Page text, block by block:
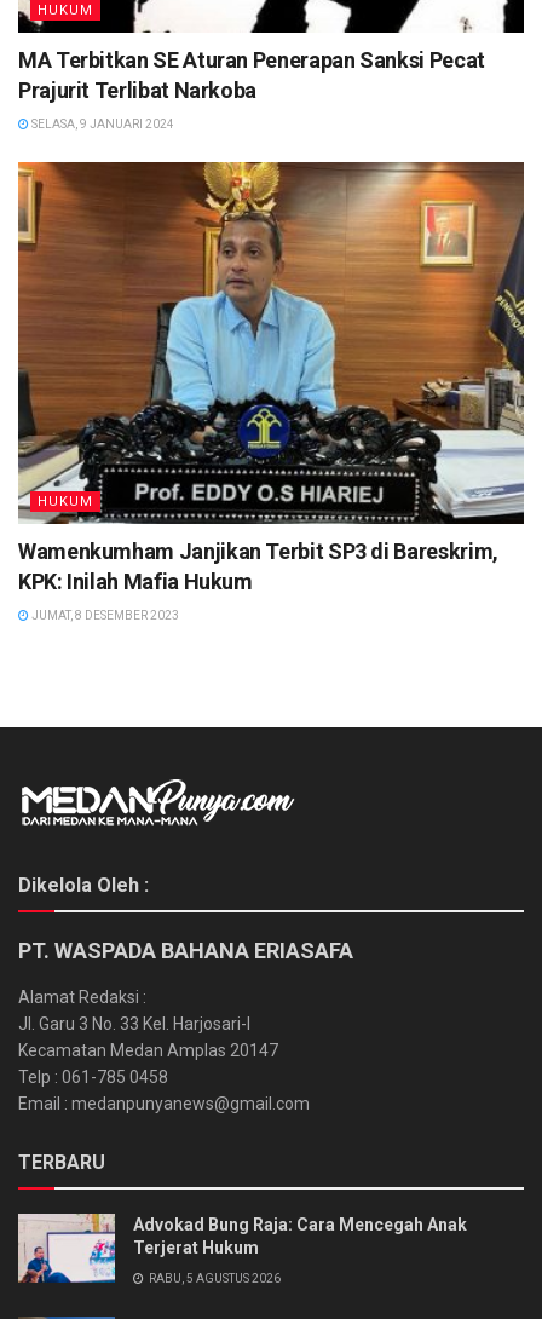
HUKUM
MA Terbitkan SE Aturan Penerapan Sanksi Pecat
Prajurit Terlibat Narkoba
SELASA, 9 JANUARI 2024
HUKUM
Wamenkumham Janjikan Terbit SP3 di Bareskrim,
KPK: Inilah Mafia Hukum
JUMAT, 8 DESEMBER 2023
Dikelola Oleh :
PT. WASPADA BAHANA ERIASAFA
Alamat Redaksi :
Jl. Garu 3 No. 33 Kel. Harjosari-I
Kecamatan Medan Amplas 20147
Telp : 061-785 0458
Email : medanpunyanews@gmail.com
TERBARU
Advokad Bung Raja: Cara Mencegah Anak
Terjerat Hukum
RABU, 5 AGUSTUS 2026